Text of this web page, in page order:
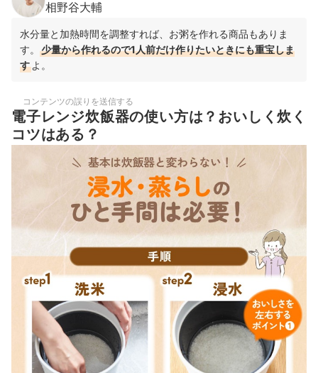
相野谷大輔
水分量と加熱時間を調整すれば、お粥を作れる商品もありま
す。
少量から作れるので1人前だけ作りたいときにも重宝しま
すよ。
コンテンツの誤りを送信する
電子レンジ炊飯器の使い方は？おいしく炊く
コツはある？